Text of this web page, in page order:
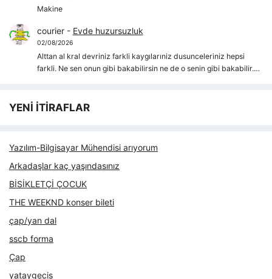
Makine
courier- Evde huzursuzluk
02/08/2026
Alttan al kral devriniz farkli kaygılarıniz dusunceleriniz hepsi
farkli. Ne sen onun gibi bakabilirsin ne de o senin gibi bakabilir.…
YENİ İTİRAFLAR
Yazılım-Bilgisayar Mühendisi arıyorum
Arkadaşlar kaç yaşındasınız
BİSİKLETÇİ ÇOCUK
THE WEEKND konser bileti
çap/yan dal
sscb forma
Çap
yataygecis